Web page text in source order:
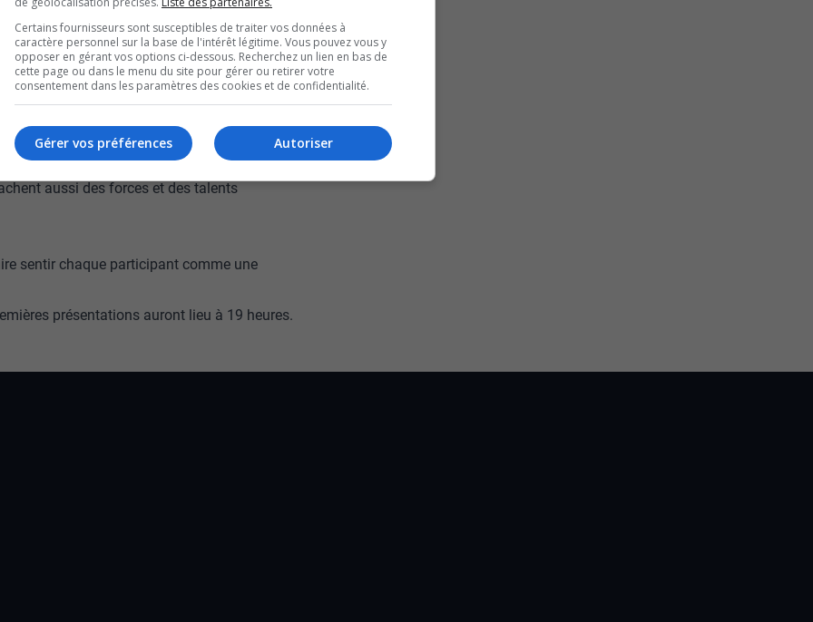
que ce sont neuf participants qui se
en grand nombre, épuisant presque en
servira à financer d’autres activités pour
Domrémy.
de l’unité souhaitent souligner que
aussi des forces et des talents
sentir chaque participant comme une
présentations auront lieu à 19 heures.
Certains fournisseurs sont susceptibles de traiter vos données à
caractère personnel sur la base de l'intérêt légitime. Vous pouvez vous y
opposer en gérant vos options ci-dessous. Recherchez un lien en bas de
cette page ou dans le menu du site pour gérer ou retirer votre
consentement dans les paramètres des cookies et de confidentialité.
Autoriser
Gérer vos préférences